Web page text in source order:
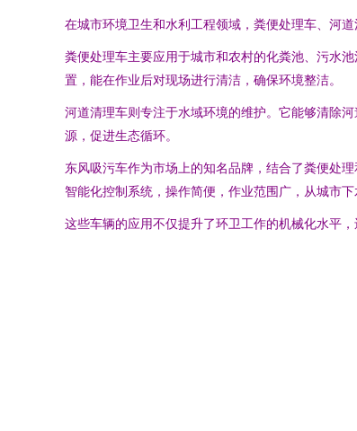
在城市环境卫生和水利工程领域，粪便处理车、河
粪便处理车主要应用于城市和农村的化粪池、污水
置，能在作业后对现场进行清洁，确保环境整洁。
河道清理车则专注于水域环境的维护。它能够清除
源，促进生态循环。
东风吸污车作为市场上的知名品牌，结合了粪便处
智能化控制系统，操作简便，作业范围广，从城市下
这些车辆的应用不仅提升了环卫工作的机械化水平